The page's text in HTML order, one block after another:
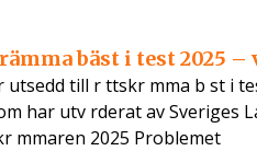
bäst i test 2025
utsedd till r ttskr mma b st i
har utv rderat av Sveriges
mmaren 2025 Problemet